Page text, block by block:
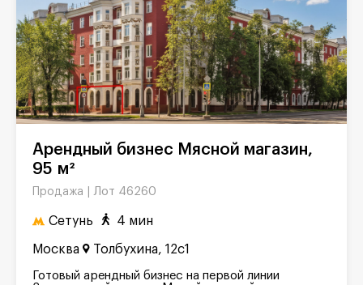
Арендный бизнес Мясной магазин,
95 м²
Продажа | Лот 46260
Сетунь 4 мин
Москва Толбухина, 12с1
Готовый арендный бизнес на первой линии